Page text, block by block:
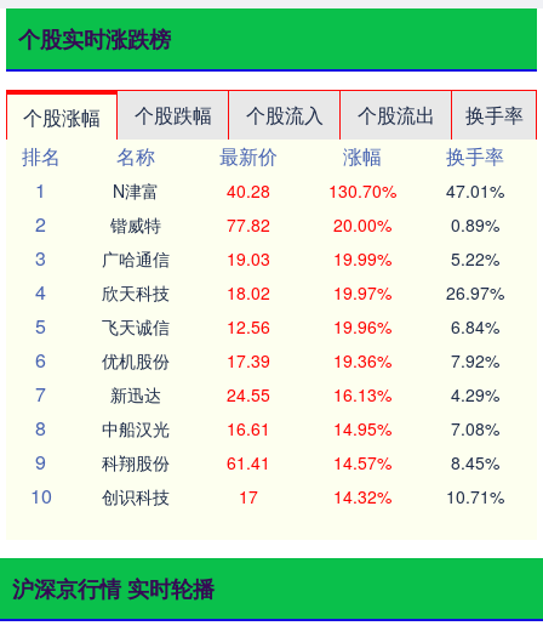
个股实时涨跌榜
个股涨幅 个股跌幅 个股流入 个股流出
换手率
排名
名称 最新价 涨幅
换手率
1
N津富 40.28 130.70% 47.01%
2 锴威特 77.82 20.00% 0.89%
3 广哈通信 19.03 19.99% 5.22%
4 欣天科技 18.02 19.97% 26.97%
5 飞天诚信 12.56 19.96% 6.84%
6 优机股份 17.39 19.36% 7.92%
7 新迅达 24.55 16.13% 4.29%
8 中船汉光 16.61 14.95% 7.08%
9 科翔股份 61.41 14.57% 8.45%
10 创识科技 17 14.32% 10.71%
沪深京行情 实时轮播